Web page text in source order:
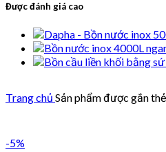
Được đánh giá cao
Trang chủ Sản phẩm được gắn
-5%